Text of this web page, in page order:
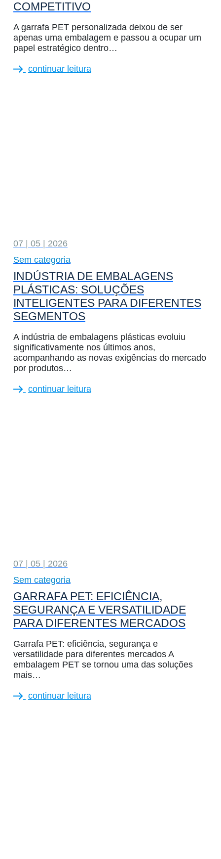
COMPETITIVO
A garrafa PET personalizada deixou de ser
apenas uma embalagem e passou a ocupar um
papel estratégico dentro…
continuar leitura
07 | 05 | 2026
Sem categoria
INDÚSTRIA DE EMBALAGENS
PLÁSTICAS: SOLUÇÕES
INTELIGENTES PARA DIFERENTES
SEGMENTOS
A indústria de embalagens plásticas evoluiu
significativamente nos últimos anos,
acompanhando as novas exigências do mercado
por produtos…
continuar leitura
07 | 05 | 2026
Sem categoria
GARRAFA PET: EFICIÊNCIA,
SEGURANÇA E VERSATILIDADE
PARA DIFERENTES MERCADOS
Garrafa PET: eficiência, segurança e
versatilidade para diferentes mercados A
embalagem PET se tornou uma das soluções
mais…
continuar leitura